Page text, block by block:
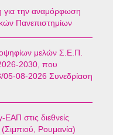
για την αναμόρφωση
Πανεπιστημίων
μελών Σ.Ε.Π.
2030, που
05-08-2026 Συνεδρίαση
στις διεθνείς
Ρουμανία)